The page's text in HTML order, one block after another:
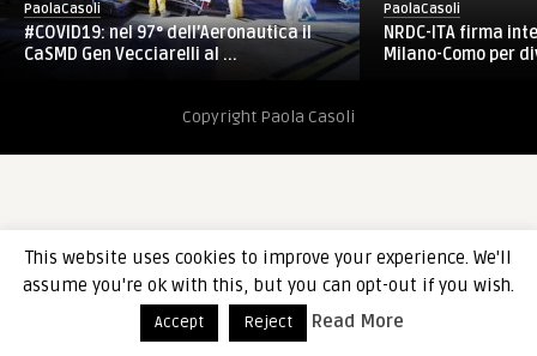
PaolaCasoli
#COVID19: nel 97° dell’Aeronautica il
CaSMD Gen Vecciarelli al ...
PaolaCasoli
NRDC-ITA firma
Milano-Como per
Copyright Paola Casoli
This website uses cookies to improve your experience. We'll
assume you're ok with this, but you can opt-out if you wish.
Accept Reject Read More